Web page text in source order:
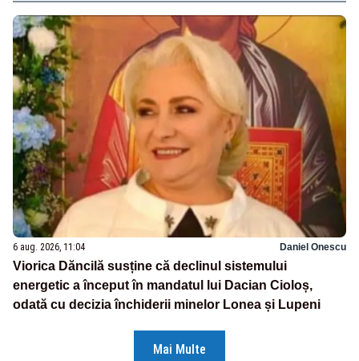
6 aug. 2026, 11:04 Daniel Onescu
Viorica Dăncilă susține că declinul sistemului
energetic a început în mandatul lui Dacian Cioloș,
odată cu decizia închiderii minelor Lonea și Lupeni
Mai Multe